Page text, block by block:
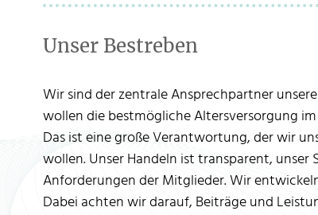
Unser Bestreben
Wir sind der zentrale Ansprechpartner
wollen die bestmögliche Altersversorgung
Das ist eine große Verantwortung, der wir
wollen. Unser Handeln ist transparent,
Anforderungen der Mitglieder. Wir
Dabei achten wir darauf, Beiträge und